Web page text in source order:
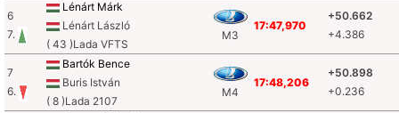
6
7.
Lénárt Márk
Lénárt László
( 43 )Lada VFTS
M3
17:47,970
+50.662
+4.386
7
6.
Bartók Bence
Buris István
( 8 )Lada 2107
M4
17:48,206
+50.898
+0.236